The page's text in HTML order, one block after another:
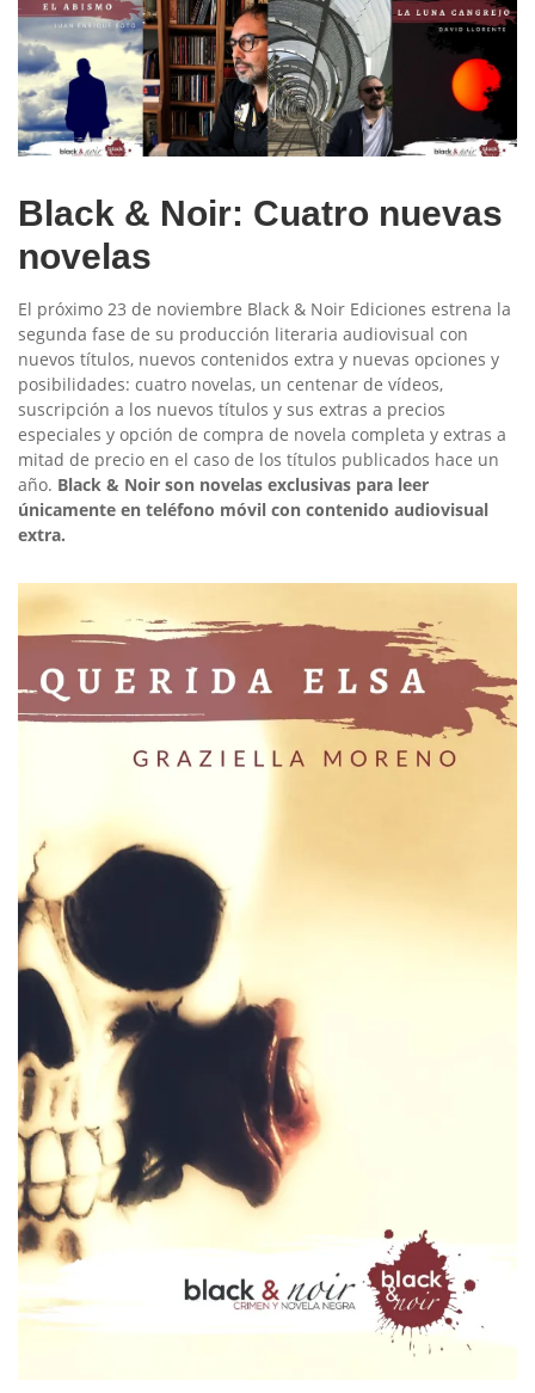
Black & Noir: Cuatro nuevas
novelas
El próximo 23 de noviembre Black & Noir Ediciones estrena la
segunda fase de su producción literaria audiovisual con
nuevos títulos, nuevos contenidos extra y nuevas opciones y
posibilidades: cuatro novelas, un centenar de vídeos,
suscripción a los nuevos títulos y sus extras a precios
especiales y opción de compra de novela completa y extras a
mitad de precio en el caso de los títulos publicados hace un
año. Black & Noir son novelas exclusivas para leer
únicamente en teléfono móvil con contenido audiovisual
extra.